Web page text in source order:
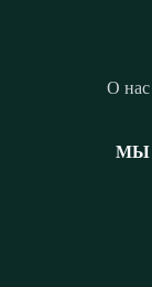
О нас
МЫ